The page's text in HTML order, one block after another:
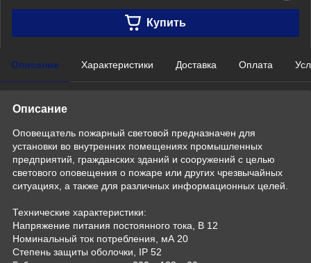
Купить
Описание Характеристики Доставка Оплата
Описание
Оповещатель пожарный световой предназначен для
установки во внутренних помещениях промышленных
предприятий, гражданских зданий и сооружений с целью
светового оповещения о пожаре или других чрезвычайных
ситуациях, а также для различных информационных целей.
Технические характеристики:
Напряжение питания постоянного тока, В 12
Номинальный ток потребления, мА 20
Степень защиты оболочки, IP 52